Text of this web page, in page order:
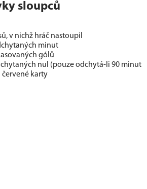
sloupců
v nichž hráč nastoupil
minut
gólů
nul (pouze odchytá-li 90 minut
červené karty